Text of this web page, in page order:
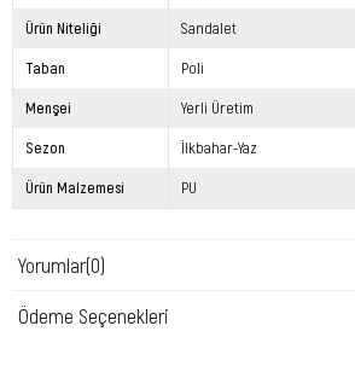
Ürün Niteliği Sandalet
Taban Poli
Menşei Yerli Üretim
Sezon İlkbahar-Yaz
Ürün Malzemesi PU
Yorumlar(0)
Ödeme Seçenekleri